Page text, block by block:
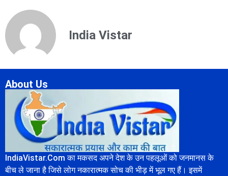
India Vistar
About Us
IndiaVistar.Com का मकसद अपने देश के उन पहलूओं को जनमानस के
बीच ले जाना है जिसे लोग नकारात्मक सोच की भीड़ में भूल गए हैं। इसमें